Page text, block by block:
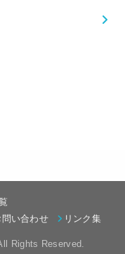
い合わせ
リンク集
Rights Reserved.